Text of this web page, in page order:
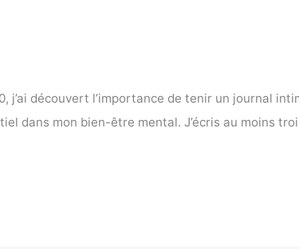
j’ai découvert l’importance de tenir un journal
dans mon bien-être mental. J’écris au moins